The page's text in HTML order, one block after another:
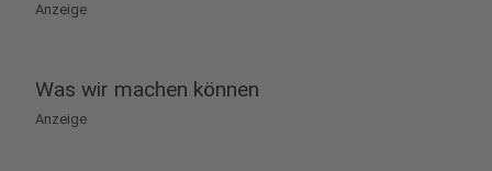
Anzeige
Was wir machen können
Anzeige